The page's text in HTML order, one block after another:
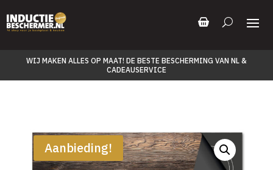
WIJ MAKEN ALLES OP MAAT! DE BESTE BESCHERMING VAN NL &
CADEAUSERVICE
Aanbieding!